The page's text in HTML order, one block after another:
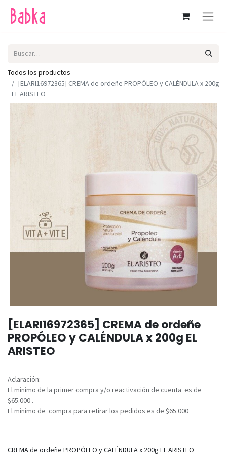
Todos los productos
[ELARI16972365] CREMA de ordeñe PROPÓLEO y CALÉNDULA x 200g
EL ARISTEO
[ELARI16972365] CREMA de ordeñe
PROPÓLEO y CALÉNDULA x 200g EL
ARISTEO
Aclaración:
El mínimo de la primer compra y/o reactivación de cuenta es de
$65.000 .
El mínimo de compra para retirar los pedidos es de $65.000
CREMA de ordeñe PROPÓLEO y CALÉNDULA x 200g EL ARISTEO